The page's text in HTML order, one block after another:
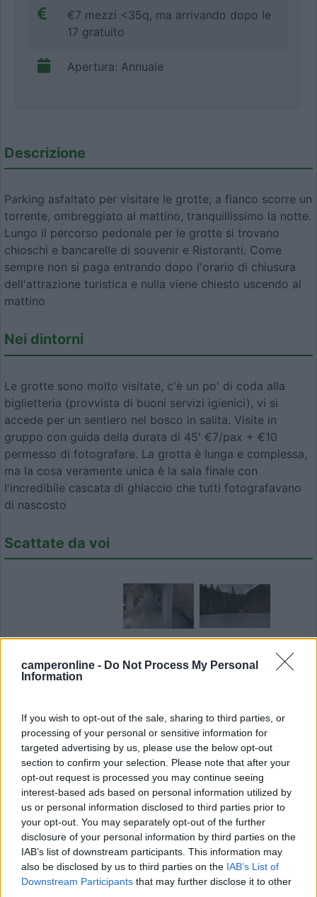
camperonline - Do Not Process My Personal
Information
If you wish to opt-out of the sale, sharing to third parties, or
processing of your personal or sensitive information for
targeted advertising by us, please use the below opt-out
section to confirm your selection. Please note that after your
opt-out request is processed you may continue seeing
interest-based ads based on personal information utilized by
us or personal information disclosed to third parties prior to
your opt-out. You may separately opt-out of the further
disclosure of your personal information by third parties on the
IAB’s list of downstream participants. This information may
also be disclosed by us to third parties on the IAB’s List of
Downstream Participants that may further disclose it to other
€7 mezzi <35q, ma arrivando dopo le
17 gratuito
Apertura: Annuale
Descrizione
Parking asfaltato per visitare le grotte; a fianco scorre un
torrente, ombreggiato al mattino, tranquillissimo la notte.
Lungo il percorso pedonale per le grotte si trovano
chioschi e bancarelle di souvenir e Ristoranti. Come
sempre non si paga entrando dopo l'orario di chiusura
dell'attrazione turistica e nulla viene chiesto uscendo al
mattino
Nei dintorni
Le grotte sono molto visitate, c'è un po' di coda alla
biglietteria (provvista di buoni servizi igienici), vi si
accede per un sentiero nel bosco in salita. Visite in
gruppo con guida della durata di 45' €7/pax + €10
permesso di fotografare. La grotta è lunga e complessa,
ma la cosa veramente unica è la sala finale con
l'incredibile cascata di ghiaccio che tutti fotografavano
di nascosto
Scattate da voi
Modifica informazioni
Commenta
Fai ilLoginper commentare.
Recensioni degli Utenti
Seleziona gli argomenti per leggere le recensioni:
Caratteristiche (1) Posizione (1) Mostra tutto